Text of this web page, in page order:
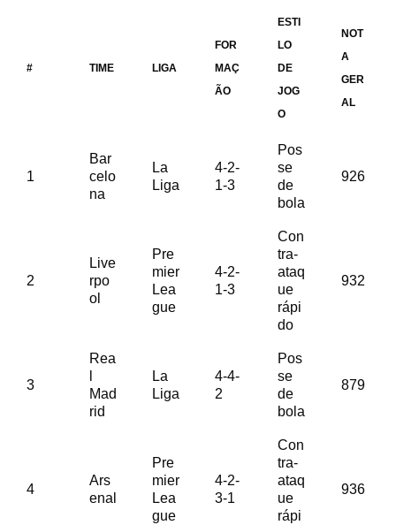
# TIME LIGA
FOR
MAÇ
ÃO
ESTI
LO
DE
JOG
O
NOT
A
GER
AL
1
Bar
celo
na
La
Liga
4-2-
1-3
Pos
se
de
bola
926
2
Live
rpo
ol
Pre
mier
Lea
gue
4-2-
1-3
Con
tra-
ataq
ue
rápi
do
932
3
Rea
Mad
rid
La
Liga
4-4-
2
Pos
se
de
bola
879
4
Ars
enal
Pre
mier
Lea
gue
4-2-
3-1
Con
tra-
ataq
ue
rápi
936